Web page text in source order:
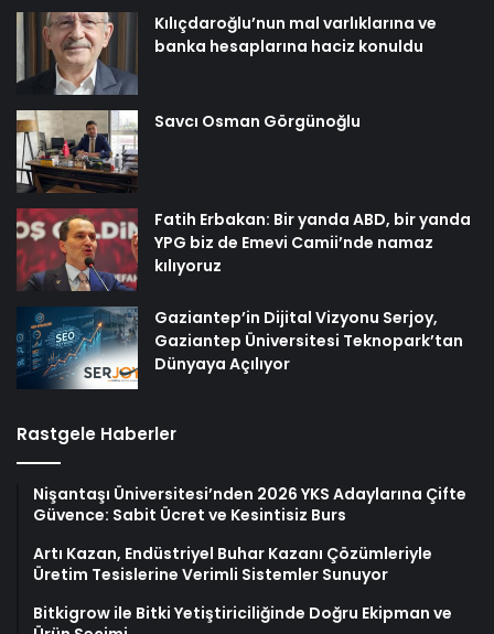
Kılıçdaroğlu’nun mal varlıklarına ve
banka hesaplarına haciz konuldu
Savcı Osman Görgünoğlu
Fatih Erbakan: Bir yanda ABD, bir yanda
YPG biz de Emevi Camii’nde namaz
kılıyoruz
Gaziantep’in Dijital Vizyonu Serjoy,
Gaziantep Üniversitesi Teknopark’tan
Dünyaya Açılıyor
Rastgele Haberler
Nişantaşı Üniversitesi’nden 2026 YKS Adaylarına Çifte
Güvence: Sabit Ücret ve Kesintisiz Burs
Artı Kazan, Endüstriyel Buhar Kazanı Çözümleriyle
Üretim Tesislerine Verimli Sistemler Sunuyor
Bitkigrow ile Bitki Yetiştiriciliğinde Doğru Ekipman ve